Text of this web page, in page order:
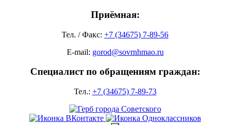
Приёмная:
Тел. / Факс: +7 (34675) 7-89-56
E-mail: gorod@sovrnhmao.ru
Специалист по обращениям граждан:
Тел.: +7 (34675) 7-89-73